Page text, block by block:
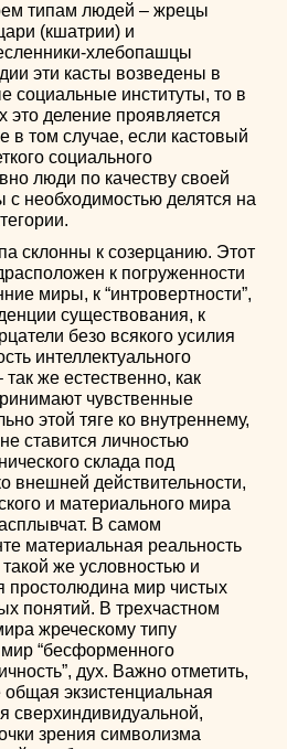
типам людей – жрецы
(кшатрии) и
хлебопашцы
эти касты возведены в
социальные институты, то в
это деление проявляется
в том случае, если кастовый
социального
люди по качеству своей
с необходимостью делятся на
склонны к созерцанию. Этот
к погруженности
миры, к “интровертности”,
существования, к
безо всякого усилия
интеллектуального
же естественно, как
чувственные
этой тяге ко внутреннему,
ставится личностью
склада под
внешней действительности,
и материального мира
В самом
материальная реальность
же условностью и
простолюдина мир чистых
понятий. В трехчастном
жреческому типу
мир “бесформенного
дух. Важно отметить,
экзистенциальная
сверхиндивидуальной,
зрения символизма